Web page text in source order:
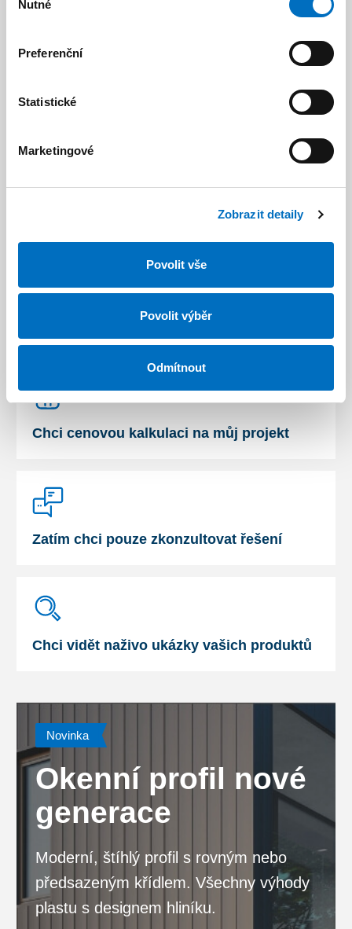
souhlasu
Nutné
Preferenční
Statistické
Marketingové
Zobrazit detaily
Povolit vše
Povolit výběr
Odmítnout
Společně projdeme všechny
možnosti, cenové příklady, vaše
představy a vše do detailu
vyladíme.
Chci cenovou kalkulaci na můj projekt
Zatím chci pouze zkonzultovat řešení
Chci vidět naživo ukázky vašich produktů
Novinka
Okenní profil nové
generace
Moderní, štíhlý profil s rovným nebo
předsazeným křídlem. Všechny výhody
plastu s designem hliníku.